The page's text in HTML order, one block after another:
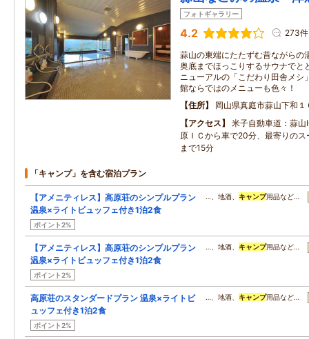
フォトギャラリー
4.2 273件
蒜山の東端にたたずむ昔ながらの
奥底までほっこりするサウナでと
ニューアルの「こだわり田舎メシ
館ならではのメニューも色々！
住所
岡山県真庭市蒜山下和１
アクセス
米子自動車道：蒜
原ＩＣから車で20分、最寄りの
まで15分
「キャンプ」を含む宿泊プラン
【アメニティレス】高原荘のシンプルプラン
温泉×ライトビュッフェ付き1泊2食
ポイント2%
…、地酒、 キャンプ用品など…
【アメニティレス】高原荘のシンプルプラン
温泉×ライトビュッフェ付き1泊2食
ポイント2%
…、地酒、 キャンプ用品など…
高原荘のスタンダードプラン 温泉×ライトビ
ュッフェ付き1泊2食
ポイント2%
…、地酒、 キャンプ用品など…